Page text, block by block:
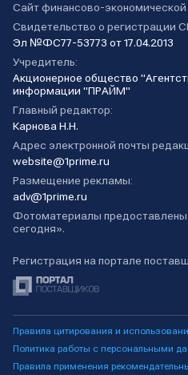
Сайт финансово-
Свидетельство о регистрации
Эл №ФС77-53773 от 17.04.2013
Учредитель:
Акционерное общество
информации "ПРАЙМ"
Главный редактор:
Карнова Н.Н.
Адрес электронной почты
website@1prime.ru
Размещение рекламы:
adv@1prime.ru
Фотоматериалы
сегодня».
Регистрация на портале
Правила цитирования и
Политика работы с персональными
Правила применения